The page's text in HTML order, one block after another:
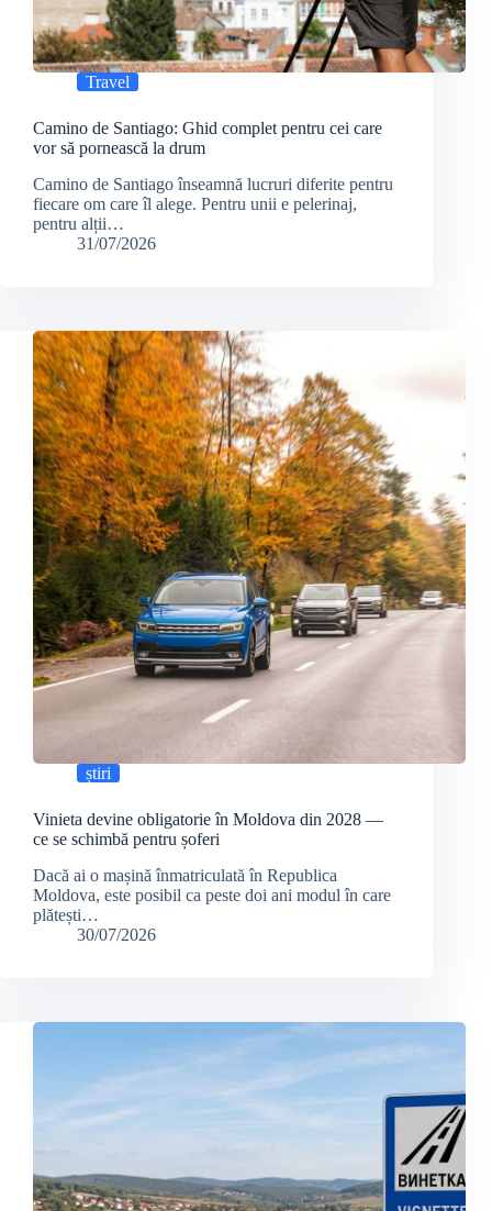
Travel
Camino de Santiago: Ghid complet pentru cei care
vor să pornească la drum
Camino de Santiago înseamnă lucruri diferite pentru
fiecare om care îl alege. Pentru unii e pelerinaj,
pentru alții…
31/07/2026
știri
Vinieta devine obligatorie în Moldova din 2028 —
ce se schimbă pentru șoferi
Dacă ai o mașină înmatriculată în Republica
Moldova, este posibil ca peste doi ani modul în care
plătești…
30/07/2026